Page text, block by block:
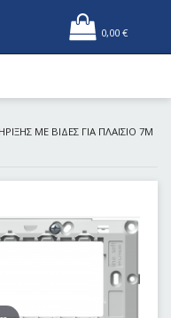
0,00 €
ΜΕ ΒΙΔΕΣ ΓΙΑ ΠΛΑΙΣΙΟ 7Μ